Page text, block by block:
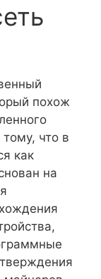
похож
что в
как
на